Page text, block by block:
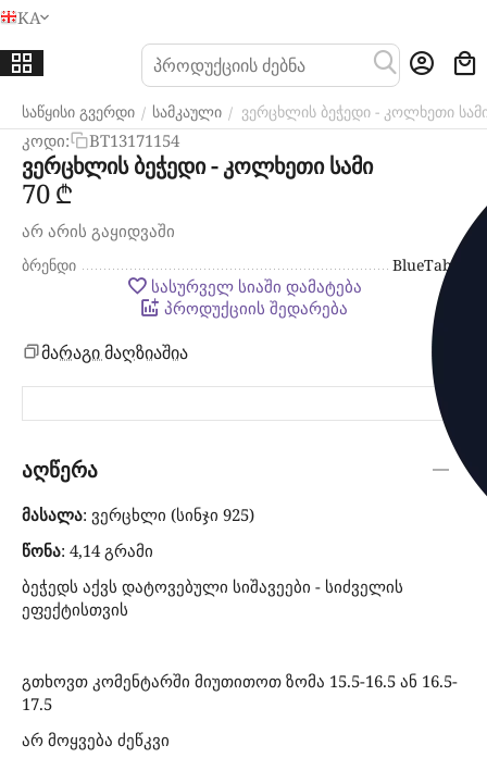
KA
საწყისი გვერდი / სამკაული / ვერცხლის ბეჭედი - კოლხეთი
კოდი: BT13171154
ვერცხლის ბეჭედი - კოლხეთი სამი
‍70‍₾
არ არის გაყიდვაში
ბრენდი BlueTabla
სასურველ სიაში დამატება
პროდუქციის შედარება
მარაგი მაღზიაშია
აღწერა
მასალა: ვერცხლი (სინჯი 925)
წონა: 4,14 გრამი
ბეჭედს აქვს დატოვებული სიშავეები - სიძველის
ეფექტისთვის
გთხოვთ კომენტარში მიუთითოთ ზომა 15.5-16.5 ან 16.5-
17.5
არ მოყვება ძეწკვი
მენიუ